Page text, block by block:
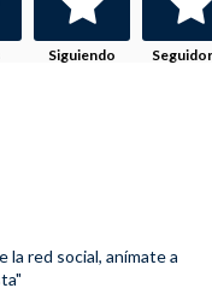
Siguiendo
la red social, anímate a